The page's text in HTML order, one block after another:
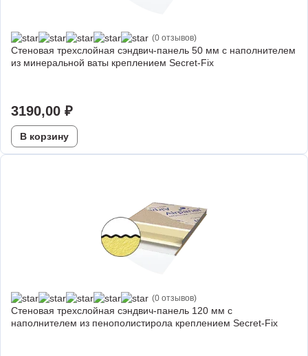
(0 отзывов)
Стеновая трехслойная сэндвич-панель 50 мм с наполнителем
из минеральной ваты креплением Secret-Fix
3190,00 ₽
В корзину
(0 отзывов)
Стеновая трехслойная сэндвич-панель 120 мм с
наполнителем из пенополистирола креплением Secret-Fix